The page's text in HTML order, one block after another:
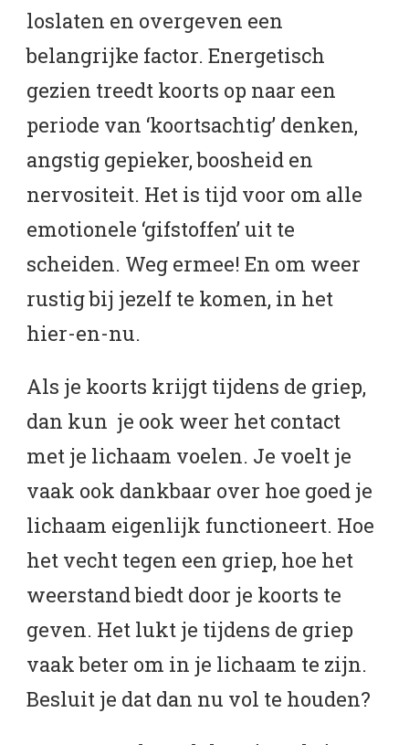
loslaten en overgeven een
belangrijke factor. Energetisch
gezien treedt koorts op naar een
periode van ‘koortsachtig’ denken,
angstig gepieker, boosheid en
nervositeit. Het is tijd voor om alle
emotionele ‘gifstoffen’ uit te
scheiden. Weg ermee! En om weer
rustig bij jezelf te komen, in het
hier-en-nu.
Als je koorts krijgt tijdens de griep,
dan kun je ook weer het contact
met je lichaam voelen. Je voelt je
vaak ook dankbaar over hoe goed je
lichaam eigenlijk functioneert. Hoe
het vecht tegen een griep, hoe het
weerstand biedt door je koorts te
geven. Het lukt je tijdens de griep
vaak beter om in je lichaam te zijn.
Besluit je dat dan nu vol te houden?